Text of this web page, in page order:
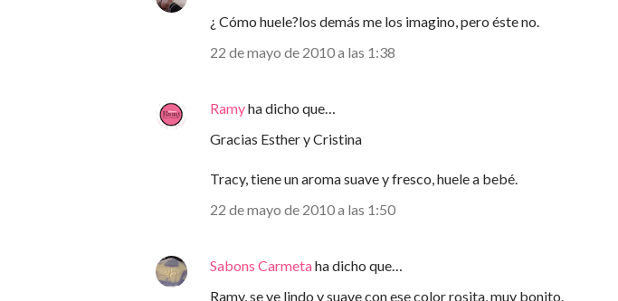
¿ Cómo huele?los demás me los imagino, pero éste no.
22 de mayo de 2010 a las 1:38
Ramyha dicho que…
Gracias Esther y Cristina
Tracy, tiene un aroma suave y fresco, huele a bebé.
22 de mayo de 2010 a las 1:50
Sabons Carmetaha dicho que…
Ramy, se ve lindo y suave con ese color rosita, muy bonito.